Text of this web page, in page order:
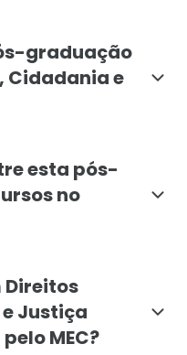
graduação
Cidadania e
esta pós-
no
Justiça
MEC?